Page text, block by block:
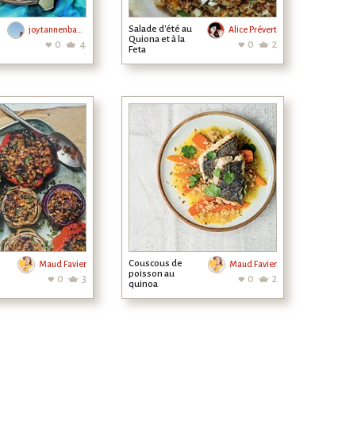
joy.tannenbaum
0 4
Salade d'été au
Quiona et à la
Feta
Alice Prévert
0 2
Maud Favier
0 3
Couscous de
poisson au
quinoa
Maud Favier
0 2